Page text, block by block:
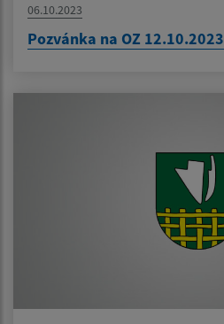
06.10.2023
Pozvánka na OZ 12.10.2023